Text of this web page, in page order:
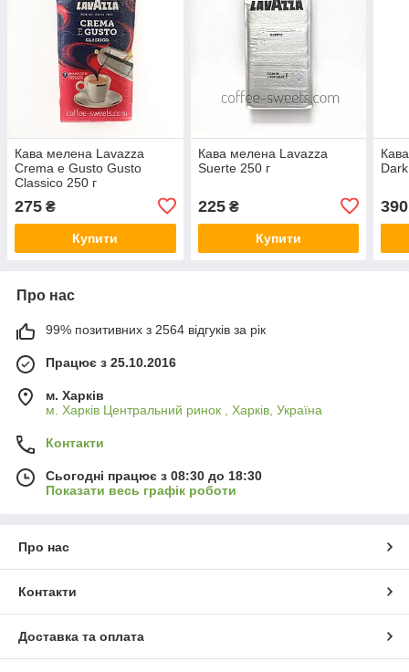
Кава мелена Lavazza
Crema e Gusto Gusto
Classico 250 г
275 ₴
Купити
Кава мелена Lavazza
Suerte 250 г
225₴
Купити
390
Про нас
99% позитивних з 2564 відгуків за рік
Працює з 25.10.2016
м. Харків
м. Харків Центральний ринок , Харків, Україна
Контакти
Сьогодні працює з 08:30 до 18:30
Показати весь графік роботи
Про нас
Контакти
Доставка та оплата